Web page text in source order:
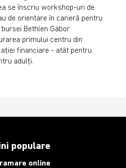
se înscriu workshop-uri de
de orientare în carieră pentru
Bethlen Gábor
primului centru din
financiare - atât pentru
adulţi.
populare
online